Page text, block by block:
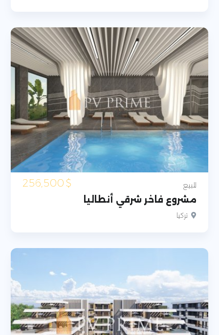
للبيع $
مشروع فاخر شرقي أنطاليا
تركيا